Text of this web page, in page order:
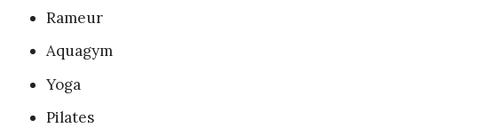
Rameur
Aquagym
Yoga
Pilates